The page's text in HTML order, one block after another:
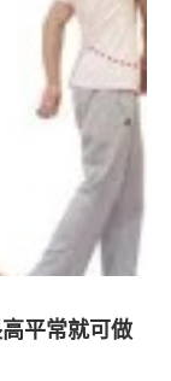
平常就可做